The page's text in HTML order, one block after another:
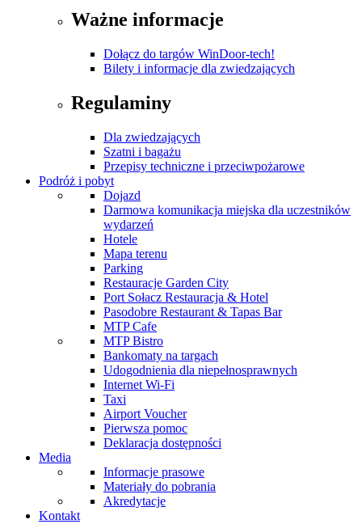
Ważne informacje
Dołącz do targów WinDoor-tech!
Bilety i informacje dla zwiedzających
Regulaminy
Dla zwiedzających
Szatni i bagażu
Przepisy techniczne i przeciwpożarowe
Podróż i pobyt
Dojazd
Darmowa komunikacja miejska dla uczestników
wydarzeń
Hotele
Mapa terenu
Parking
Restauracje Garden City
Port Sołacz Restauracja & Hotel
Pasodobre Restaurant & Tapas Bar
MTP Cafe
MTP Bistro
Bankomaty na targach
Udogodnienia dla niepełnosprawnych
Internet Wi-Fi
Taxi
Airport Voucher
Pierwsza pomoc
Deklaracja dostępności
Media
Informacje prasowe
Materiały do pobrania
Akredytacje
Kontakt